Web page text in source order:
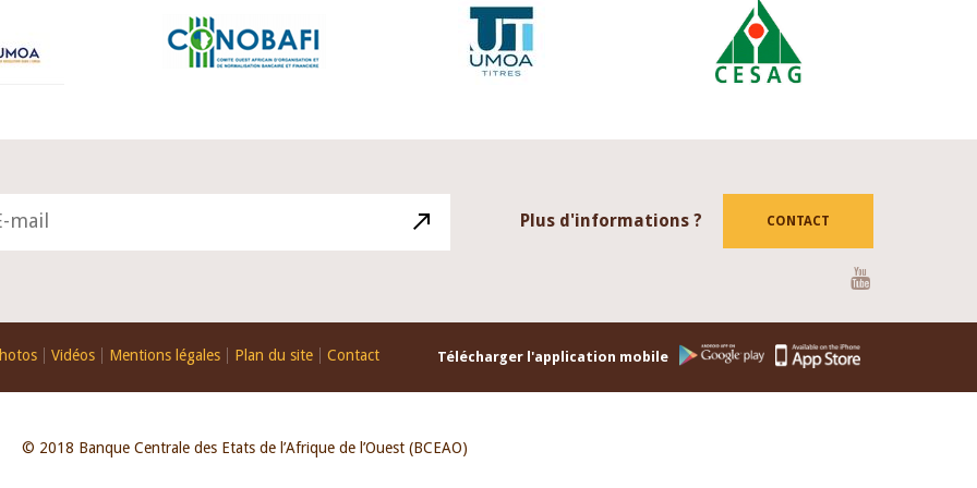
Plus d'informations ? CONTACT
Vidéos Mentions légales Plan du site Contact Télécharger l'application mobile
© 2018 Banque Centrale des Etats de l’Afrique de l’Ouest (BCEAO)